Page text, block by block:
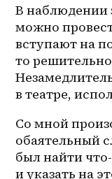
В наблюдении
можно
вступают на
то
в театре,
Со мной
обаятельный
был найти
и указать на